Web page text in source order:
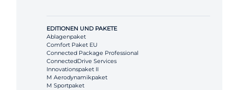
EDITIONEN UND PAKETE
Ablagenpaket
Comfort Paket EU
Connected Package Professional
ConnectedDrive Services
Innovationspaket II
M Aerodynamikpaket
M Sportpaket